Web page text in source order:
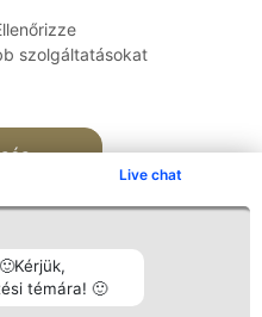
Live chat
témára! 🙂
szolgáltatásokat